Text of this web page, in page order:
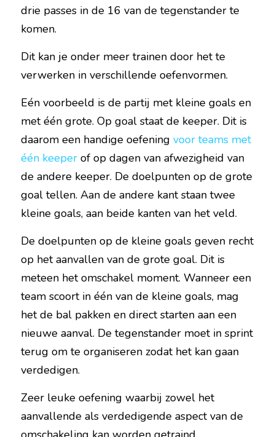
drie passes in de 16 van de tegenstander te
komen.
Dit kan je onder meer trainen door het te
verwerken in verschillende oefenvormen.
Eén voorbeeld is de partij met kleine goals en
met één grote. Op goal staat de keeper. Dit is
daarom een handige oefening voor teams met
één keeper of op dagen van afwezigheid van
de andere keeper. De doelpunten op de grote
goal tellen. Aan de andere kant staan twee
kleine goals, aan beide kanten van het veld.
De doelpunten op de kleine goals geven recht
op het aanvallen van de grote goal. Dit is
meteen het omschakel moment. Wanneer een
team scoort in één van de kleine goals, mag
het de bal pakken en direct starten aan een
nieuwe aanval. De tegenstander moet in sprint
terug om te organiseren zodat het kan gaan
verdedigen.
Zeer leuke oefening waarbij zowel het
aanvallende als verdedigende aspect van de